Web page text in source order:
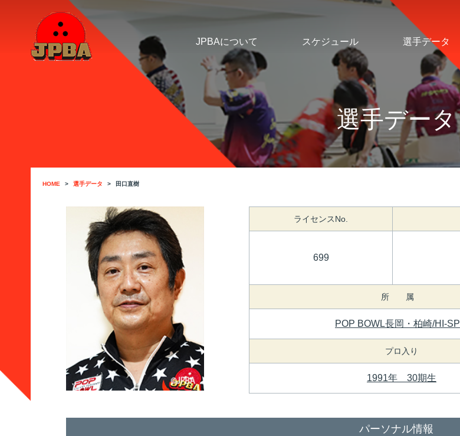
JPBAについて スケジュール 選手データ
選手データ
HOME 選手データ 田口直樹
ライセンスNo.
699
所 属
POP BOWL長岡・柏崎/HI-SP
プロ入り
1991年 30期生
パーソナル情報